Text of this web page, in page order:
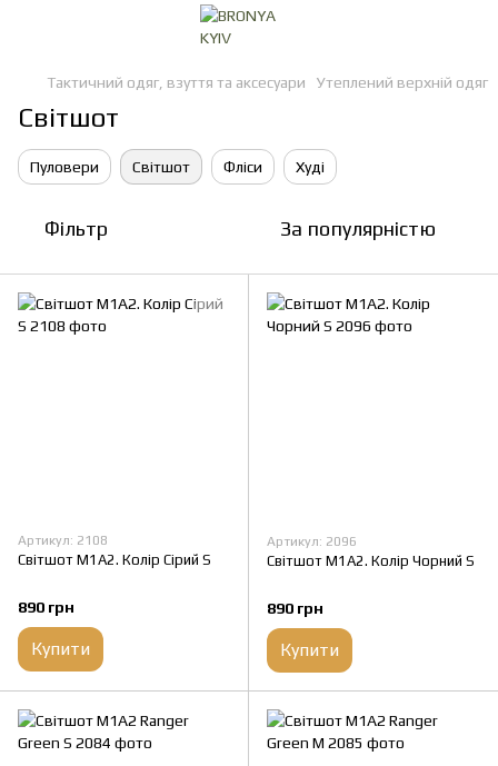
Тактичний одяг, взуття та аксесуари Утеплений верхній одяг
Світшот
Пуловери Світшот Фліси Худі
Фільтр За популярністю
Артикул: 2108
Світшот M1A2. Колір Сірий S
890 грн
Купити
Артикул: 2096
Світшот M1A2. Колір Чорний S
890 грн
Купити